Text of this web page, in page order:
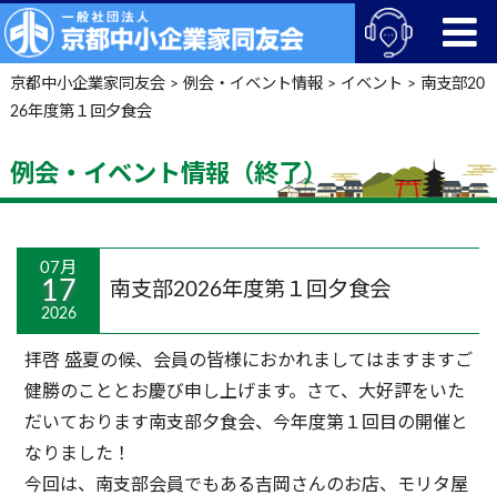
京都中小企業家同友会> 例会・イベント情報> イベント > 南支部20
26年度第１回夕食会
例会・イベント情報（終了）
07月
17
2026
南支部2026年度第１回夕食会
拝啓 盛夏の候、会員の皆様におかれましてはますますご
健勝のこととお慶び申し上げます。さて、大好評をいた
だいております南支部夕食会、今年度第１回目の開催と
なりました！
今回は、南支部会員でもある吉岡さんのお店、モリタ屋